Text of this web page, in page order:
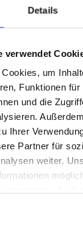
Details
verwendet
um
Funktionen für
und die
Ihrer
Partner für
weiter.
gesammelt